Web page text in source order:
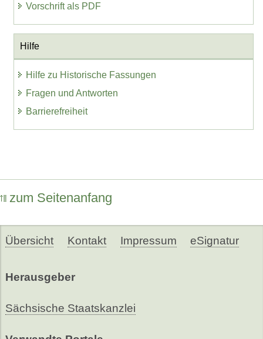
Vorschrift als PDF
Hilfe
Hilfe zu Historische Fassungen
Fragen und Antworten
Barrierefreiheit
zum Seitenanfang
Übersicht Kontakt Impressum eSignatur
Herausgeber
Sächsische Staatskanzlei